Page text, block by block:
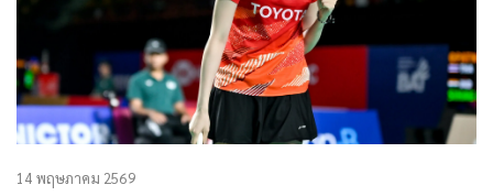
รอบรองชนะเลิศ
14 พฤษภาคม 2569